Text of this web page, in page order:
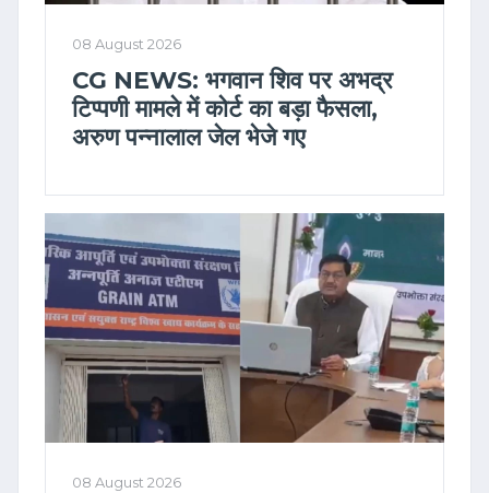
08 August 2026
CG NEWS: भगवान शिव पर अभद्र
टिप्पणी मामले में कोर्ट का बड़ा फैसला,
अरुण पन्नालाल जेल भेजे गए
08 August 2026